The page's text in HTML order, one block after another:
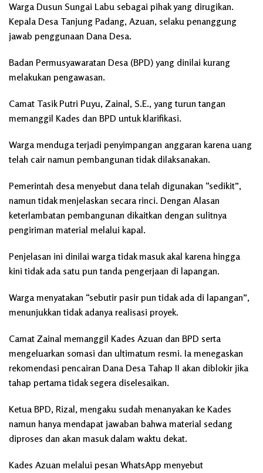
Warga Dusun Sungai Labu sebagai pihak yang dirugikan.
Kepala Desa Tanjung Padang, Azuan, selaku penanggung
jawab penggunaan Dana Desa.
Badan Permusyawaratan Desa (BPD) yang dinilai kurang
melakukan pengawasan.
Camat Tasik Putri Puyu, Zainal, S.E., yang turun tangan
memanggil Kades dan BPD untuk klarifikasi.
Warga menduga terjadi penyimpangan anggaran karena uang
telah cair namun pembangunan tidak dilaksanakan.
Pemerintah desa menyebut dana telah digunakan “sedikit”,
namun tidak menjelaskan secara rinci. Dengan Alasan
keterlambatan pembangunan dikaitkan dengan sulitnya
pengiriman material melalui kapal.
Penjelasan ini dinilai warga tidak masuk akal karena hingga
kini tidak ada satu pun tanda pengerjaan di lapangan.
Warga menyatakan “sebutir pasir pun tidak ada di lapangan”,
menunjukkan tidak adanya realisasi proyek.
Camat Zainal memanggil Kades Azuan dan BPD serta
mengeluarkan somasi dan ultimatum resmi. Ia menegaskan
rekomendasi pencairan Dana Desa Tahap II akan diblokir jika
tahap pertama tidak segera diselesaikan.
Ketua BPD, Rizal, mengaku sudah menanyakan ke Kades
namun hanya mendapat jawaban bahwa material sedang
diproses dan akan masuk dalam waktu dekat.
Kades Azuan melalui pesan WhatsApp menyebut